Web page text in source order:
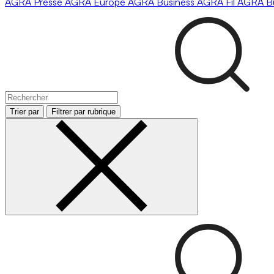
Trier par Filtrer par rubrique